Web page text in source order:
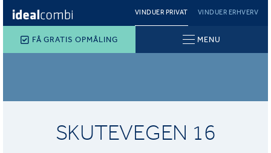
VINDUER PRIVAT VINDUER ERHVERV
FÅ GRATIS OPMÅLING MENU
SKUTEVEGEN 16